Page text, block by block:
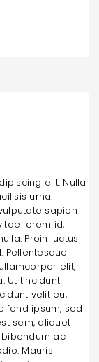
elit. Nulla
urna.
sapien
lorem id,
Proin luctus
Pellentesque
elit,
Ut tincidunt
velit eu,
ipsum, sed
sem, aliquet
ac
Mauris